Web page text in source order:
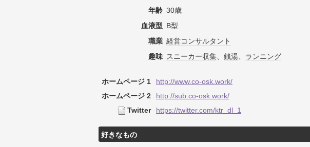
年齢 30歳
血液型 B型
職業 経営コンサルタント
趣味 スニーカー収集、 銭湯、 ランニング
ホームページ 1
http://www.co-osk.work/
ホームページ 2
http://sub.co-osk.work/
Twitter
https://twitter.com/ktr_dl_1
好きなもの